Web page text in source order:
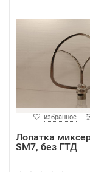
избранное
Лопатка
SM7, без ГТД